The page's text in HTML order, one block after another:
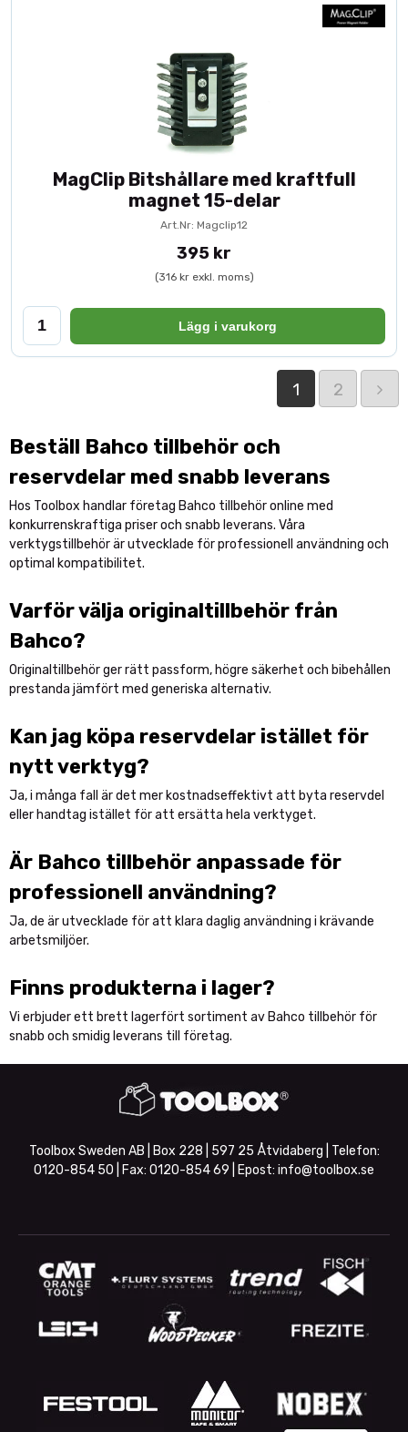
MagClip Bitshållare med kraftfull
magnet 15-delar
Art.Nr: Magclip12
395 kr
(316 kr exkl. moms)
Lägg i varukorg
1 2
Beställ Bahco tillbehör och
reservdelar med snabb leverans
Hos Toolbox handlar företag Bahco tillbehör online med
konkurrenskraftiga priser och snabb leverans. Våra
verktygstillbehör är utvecklade för professionell användning och
optimal kompatibilitet.
Varför välja originaltillbehör från
Bahco?
Originaltillbehör ger rätt passform, högre säkerhet och bibehållen
prestanda jämfört med generiska alternativ.
Kan jag köpa reservdelar istället för
nytt verktyg?
Ja, i många fall är det mer kostnadseffektivt att byta reservdel
eller handtag istället för att ersätta hela verktyget.
Är Bahco tillbehör anpassade för
professionell användning?
Ja, de är utvecklade för att klara daglig användning i krävande
arbetsmiljöer.
Finns produkterna i lager?
Vi erbjuder ett brett lagerfört sortiment av Bahco tillbehör för
snabb och smidig leverans till företag.
Toolbox Sweden AB | Box 228 | 597 25 Åtvidaberg | Telefon:
0120-854 50 | Fax: 0120-854 69 | Epost: info@toolbox.se